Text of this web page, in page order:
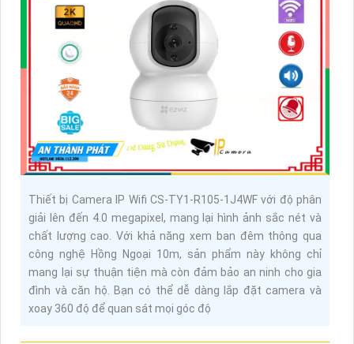
Thiết bị Camera IP Wifi CS-TY1-R105-1J4WF với độ phân
giải lên đến 4.0 megapixel, mang lại hình ảnh sắc nét và
chất lượng cao. Với khả năng xem ban đêm thông qua
công nghệ Hồng Ngoại 10m, sản phẩm này không chỉ
mang lại sự thuận tiện mà còn đảm bảo an ninh cho gia
đình và căn hộ. Bạn có thể dễ dàng lắp đặt camera và
xoay 360 độ để quan sát mọi góc độ